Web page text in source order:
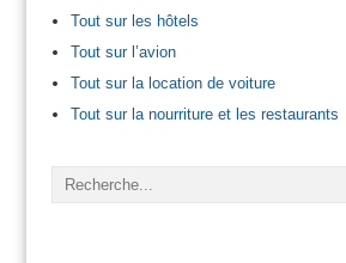
Tout sur les hôtels
Tout sur l’avion
Tout sur la location de voiture
Tout sur la nourriture et les restaurants